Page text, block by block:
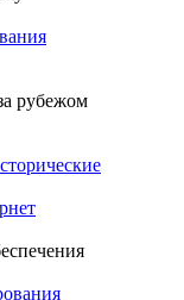
рубежом